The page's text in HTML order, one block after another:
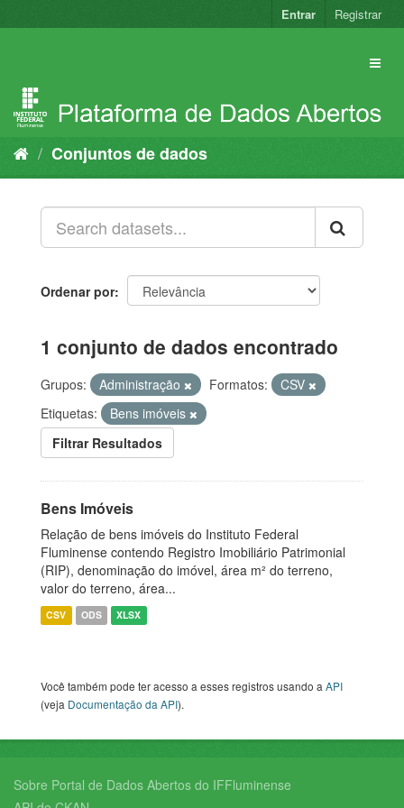
para
Entrar Registrar
Conjuntos de dados
Ordenar por
1 conjunto de dados encontrado
Grupos: Administração Formatos:
CSV
Etiquetas:
Bens imóveis
Filtrar Resultados
Bens Imóveis
Relação de bens imóveis do Instituto Federal
Fluminense contendo Registro Imobiliário Patrimonial
(RIP), denominação do imóvel, área m² do terreno,
valor do terreno, área...
CSV ODS XLSX
Você também pode ter acesso a esses registros usando aAPI
(veja Documentação da API).
Sobre Portal de Dados Abertos do IFFluminense